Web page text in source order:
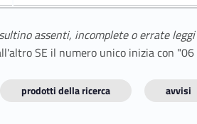
assenti, incomplete o errate leggi
SE il numero unico inizia con
prodotti della ricerca avvisi